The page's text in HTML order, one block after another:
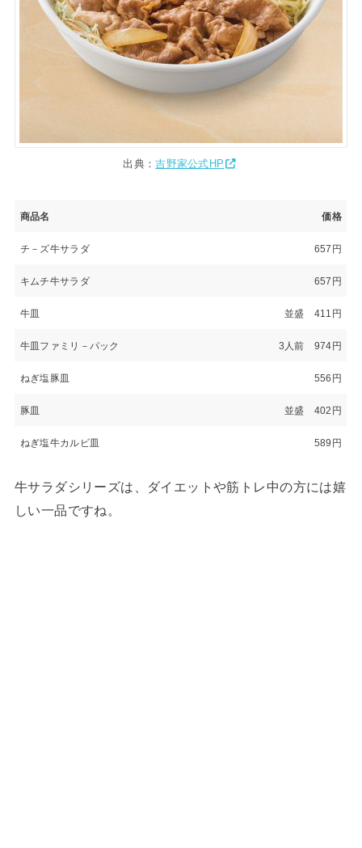
出典：吉野家公式HP
商品名 価格
チ－ズ牛サラダ 657円
キムチ牛サラダ 657円
牛皿 並盛 411円
牛皿ファミリ－パック 3人前 974円
ねぎ塩豚皿 556円
豚皿 並盛 402円
ねぎ塩牛カルビ皿 589円
牛サラダシリーズは、ダイエットや筋トレ中の方には嬉
しい一品ですね。